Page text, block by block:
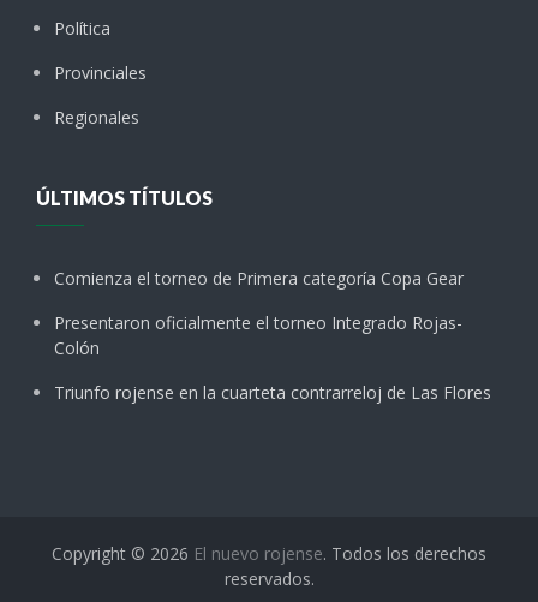
Política
Provinciales
Regionales
ÚLTIMOS TÍTULOS
Comienza el torneo de Primera categoría Copa Gear
Presentaron oficialmente el torneo Integrado Rojas-
Colón
Triunfo rojense en la cuarteta contrarreloj de Las Flores
Copyright © 2026 El nuevo rojense. Todos los derechos
reservados.